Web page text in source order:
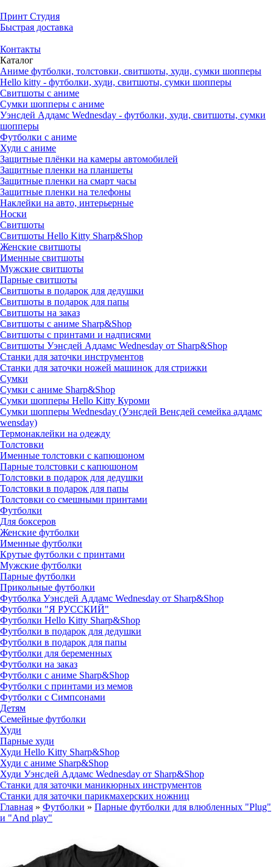
Принт Студия
Быстрая доставка
Контакты
Каталог
Аниме футболки, толстовки, свитшоты, худи, сумки шопперы
Hello kitty - футболки, худи, свитшоты, сумки шопперы
Свитшоты с аниме
Сумки шопперы с аниме
Уэнсдей Аддамс Wednesday - футболки, худи, свитшоты, сумки
шопперы
Футболки с аниме
Худи с аниме
Защитные плёнки на камеры автомобилей
Защитные пленки на планшеты
Защитные пленки на смарт часы
Защитные пленки на телефоны
Наклейки на авто, интерьерные
Носки
Свитшоты
Cвитшоты Hello Kitty Sharp&Shop
Женские свитшоты
Именные свитшоты
Мужские свитшоты
Парные свитшоты
Свитшоты в подарок для дедушки
Свитшоты в подарок для папы
Свитшоты на заказ
Свитшоты с аниме Sharp&Shop
Свитшоты с принтами и надписями
Свитшоты Уэнсдей Аддамс Wednesday от Sharp&Shop
Станки для заточки инструментов
Станки для заточки ножей машинок для стрижки
Сумки
Сумки с аниме Sharp&Shop
Сумки шопперы Hello Kitty Куроми
Сумки шопперы Wednesday (Уэнсдей Венсдей семейка аддамс
wensday)
Термонаклейки на одежду
Толстовки
Именные толстовки с капюшоном
Парные толстовки с капюшоном
Толстовки в подарок для дедушки
Толстовки в подарок для папы
Толстовки со смешными принтами
Футболки
Для боксеров
Женские футболки
Именные футболки
Крутые футболки с принтами
Мужские футболки
Парные футболки
Прикольные футболки
Футболка Уэнсдей Аддамс Wednesday от Sharp&Shop
Футболки "Я РУССКИЙ"
Футболки Hello Kitty Sharp&Shop
Футболки в подарок для дедушки
Футболки в подарок для папы
Футболки для беременных
Футболки на заказ
Футболки с аниме Sharp&Shop
Футболки с принтами из мемов
Футболки с Симпсонами
Детям
Семейные футболки
Худи
Парные худи
Худи Hello Kitty Sharp&Shop
Худи с аниме Sharp&Shop
Худи Уэнсдей Аддамс Wednesday от Sharp&Shop
Станки для заточки маникюрных инструментов
Станки для заточки парикмахерских ножниц
Главная » Футболки » Парные футболки для влюбленных "Plug"
и "And play"